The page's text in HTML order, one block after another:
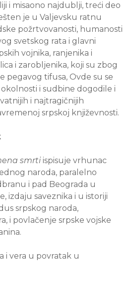
i misaono najdublji, treći deo
je u Valjevsku ratnu
požrtvovanosti, humanosti
svetskog rata i glavni
vojnika, ranjenika i
i zarobljenika, koji su zbog
pegavog tifusa, Ovde su se
i sudbine dogodile i
i najtragičnijih
srpskoj književnosti.
smrti ispisuje vrhunac
naroda, paralelno
i pad Beograda u
izdaju saveznika i u istoriji
srpskog naroda,
i povlačenje srpske vojske
i vera u povratak u